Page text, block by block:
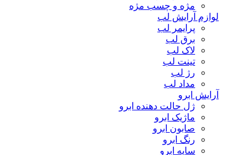
مژه و چسب مژه
لوازم آرایش لب
پرایمر لب
برق لب
لاک لب
تینت لب
رژ لب
مداد لب
آرایش ابرو
ژل حالت دهنده ابرو
ماژیک ابرو
صابون ابرو
رنگ ابرو
سایه ابرو